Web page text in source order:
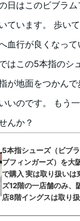
日はこのビブラム
ています。 歩い
血行が良くなって
はこの5本指のシ
が地面をつかんで
いのです。 もう
んか？
5本指シューズ（ビブ
ブフィンガーズ）を大
で購入 実は取り扱いは
ズ12階の一店舗のみ、
店8階イングスは取り